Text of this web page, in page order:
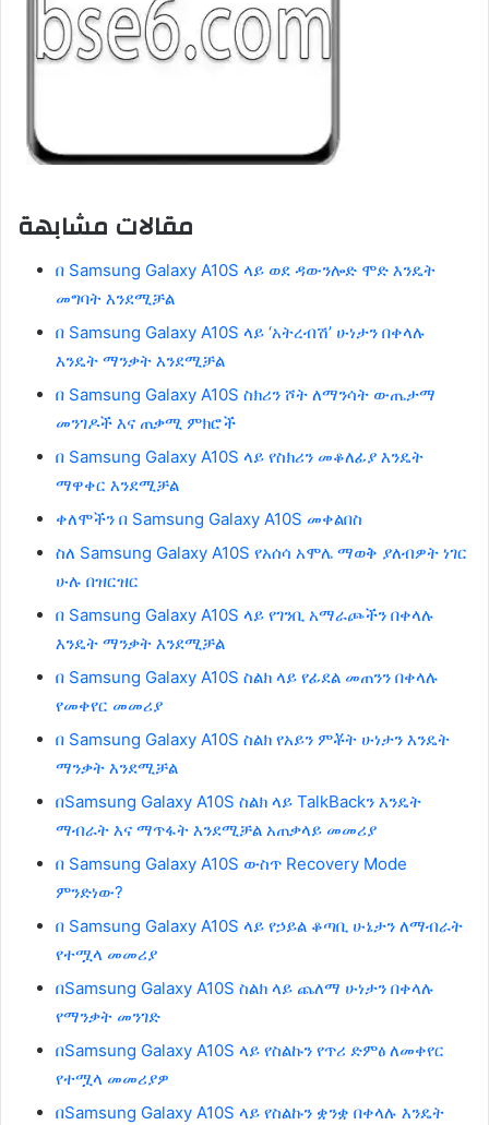
مقالات مشابهة
በ Samsung Galaxy A10S ላይ ወደ ዳውንሎድ ሞድ እንዴት
መግባት እንደሚቻል
በ Samsung Galaxy A10S ላይ ‘አትረብሽ’ ሁነታን በቀላሉ
እንዴት ማንቃት እንደሚቻል
በ Samsung Galaxy A10S ስክሪን ሾት ለማንሳት ውጤታማ
መንገዶች እና ጠቃሚ ምክሮች
በ Samsung Galaxy A10S ላይ የስክሪን መቆለፊያ እንዴት
ማዋቀር እንደሚቻል
ቀለሞችን በ Samsung Galaxy A10S መቀልበስ
ስለ Samsung Galaxy A10S የአሰሳ አሞሌ ማወቅ ያለብዎት ነገር
ሁሉ በዝርዝር
በ Samsung Galaxy A10S ላይ የገንቢ አማራጮችን በቀላሉ
እንዴት ማንቃት እንደሚቻል
በ Samsung Galaxy A10S ስልክ ላይ የፊደል መጠንን በቀላሉ
የመቀየር መመሪያ
በ Samsung Galaxy A10S ስልክ የአይን ምቾት ሁነታን እንዴት
ማንቃት እንደሚቻል
በSamsung Galaxy A10S ስልክ ላይ TalkBackን እንዴት
ማብራት እና ማጥፋት እንደሚቻል አጠቃላይ መመሪያ
በ Samsung Galaxy A10S ውስጥ Recovery Mode
ምንድነው?
በ Samsung Galaxy A10S ላይ የኃይል ቆጣቢ ሁኔታን ለማብራት
የተሟላ መመሪያ
በSamsung Galaxy A10S ስልክ ላይ ጨለማ ሁነታን በቀላሉ
የማንቃት መንገድ
በSamsung Galaxy A10S ላይ የስልኩን የጥሪ ድምፅ ለመቀየር
የተሟላ መመሪያዎ
በSamsung Galaxy A10S ላይ የስልኩን ቋንቋ በቀላሉ እንዴት